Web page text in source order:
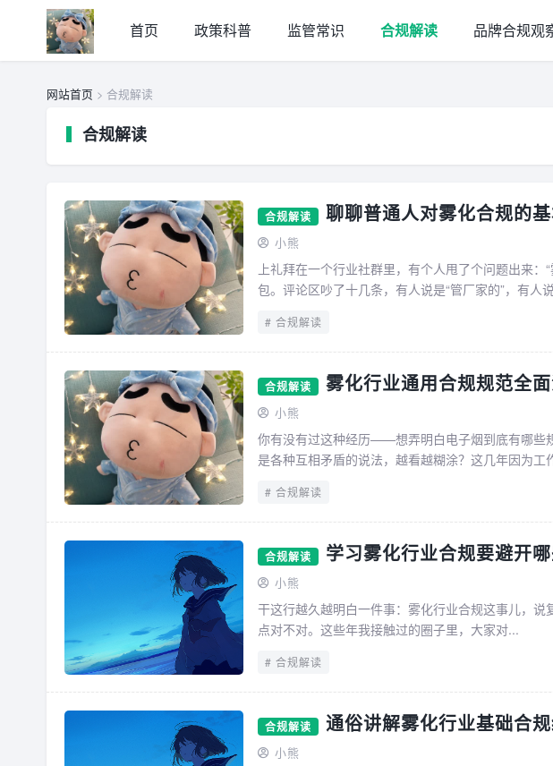
首页 政策科普 监管常识 合规解读 品牌合规观
网站首页 > 合规解读
合规解读
合规解读 聊聊普通人对雾化合规的
小熊
上礼拜在一个行业社群里，有个人甩了个问题出来
包。评论区吵了十几条，有人说是“管厂家的”，有人
合规解读
合规解读 雾化行业通用合规规范全
小熊
你有没有过这种经历——想弄明白电子烟到底有哪些
是各种互相矛盾的说法，越看越糊涂？这几年因为
合规解读
合规解读 学习雾化行业合规要避开
小熊
干这行越久越明白一件事：雾化行业合规这事儿，
点对不对。这些年我接触过的圈子里，大家对...
合规解读
合规解读 通俗讲解雾化行业基础合
小熊